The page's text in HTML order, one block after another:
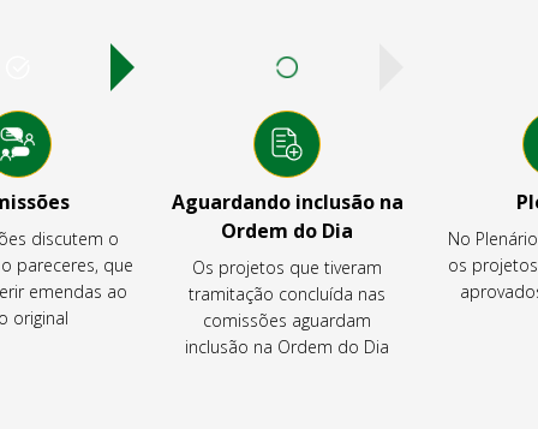
discutem o
pareceres, que
emendas ao
original
Aguardando inclusão na
Ordem do Dia
Os projetos que tiveram
tramitação concluída nas
comissões aguardam
inclusão na Ordem do Dia
No
os